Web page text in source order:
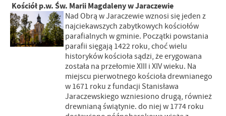
Kościół p.w. Św. Marii Magdaleny w Jaraczewie
Nad Obrą w Jaraczewie wznosi się jeden z
najciekawszych zabytkowych kościołów
parafialnych w gminie. Początki powstania
parafii sięgają 1422 roku, choć wielu
historyków kościoła sądzi, że erygowana
została na przełomie XIII i XIV wieku. Na
miejscu pierwotnego kościoła drewnianego
w 1671 roku z fundacji Stanisława
Jaraczewskiego wzniesiono drugą, również
drewnianą świątynie. do niej w 1774 roku